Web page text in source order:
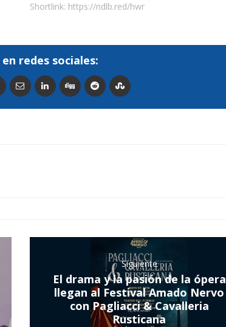
Shortlink: https://ndlb.red/hwr
redes sociales:
Siguiente
El drama y la pasión de la ópera
llegan al Festival Amado Nervo
con Pagliacci & Cavalleria
Rusticana